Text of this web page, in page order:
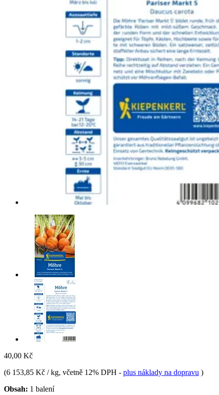
40,00 Kč
(6 153,85 Kč / kg, včetně 12% DPH - plus náklady na dopravu )
Obsah: 1 balení